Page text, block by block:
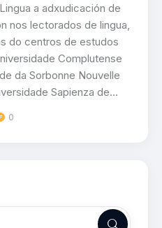
a adxudicación de
nos lectorados de lingua,
do centros de estudos
Complutense
da Sorbonne Nouvelle
Sapienza de…
0